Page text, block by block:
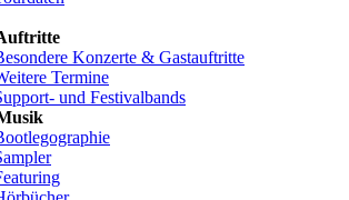
Konzerte & Gastauftritte
Termine
und Festivalbands